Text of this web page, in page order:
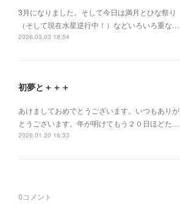
3月になりました。そして今日は満月とひな祭り
（そして現在水星逆行中！）などいろいろ重な…
2026.03.03 18:54
初夢と＋＋＋
あけましておめでとうございます。いつもありが
とうございます。年が明けてもう２０日ほどた…
2026.01.20 16:33
0コメント